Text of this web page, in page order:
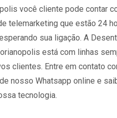
você cliente pode contar
telemarketing que estão 24
sua ligação. A
está com linhas
clientes. Entre em contato
nosso Whatsapp online e
tecnologia.